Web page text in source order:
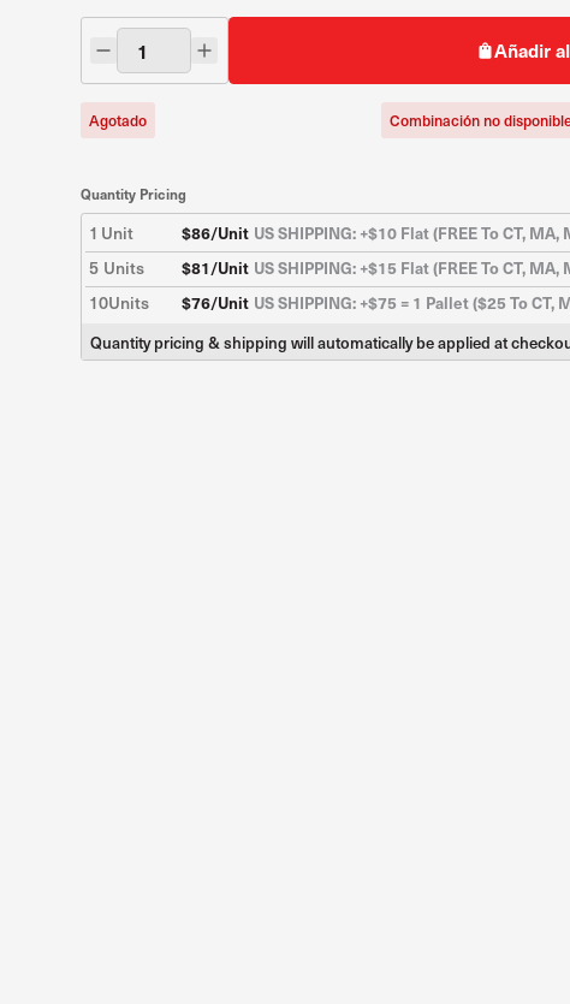
Añadir
Agotado Combinación no
Quantity Pricing
1 Unit $86/Unit US SHIPPING: +$10 Flat (FREE To CT,
5 Units $81/Unit US SHIPPING: +$15 Flat (FREE To CT,
10Units $76/Unit US SHIPPING: +$75 = 1 Pallet ($25 To CT,
Quantity pricing & shipping will automatically be applied at